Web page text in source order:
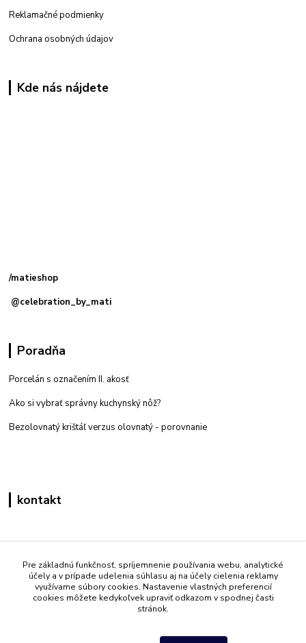
Reklamačné podmienky
Ochrana osobných údajov
Kde nás nájdete
/matieshop
@celebration_by_mati
Poradňa
Porcelán s označením II. akosť
Ako si vybrať správny kuchynský nôž?
Bezolovnatý krištáľ verzus olovnatý - porovnanie
kontakt
+421 908 861 051
(Po - Pia 7:30-15:30)
info@mati.sk
Pre základnú funkčnosť, spríjemnenie používania webu, analytické
účely a v prípade udelenia súhlasu aj na účely cielenia reklamy
využívame súbory cookies. Nastavenie vlastných preferencií
cookies môžete kedykoľvek upraviť odkazom v spodnej časti
stránok.